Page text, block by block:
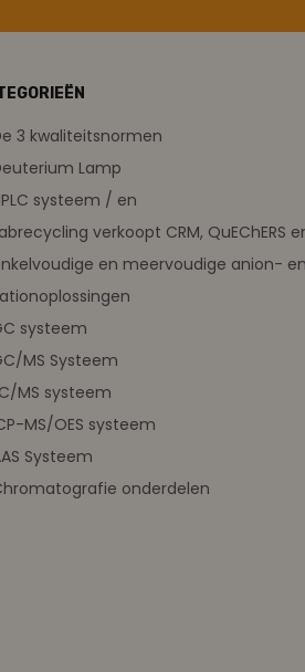
3 kwaliteitsnormen
Lamp
systeem / en
verkoopt CRM, QuEChERS
en meervoudige anion- en
systeem
MS Systeem
MS systeem
MS/OES systeem
Systeem
onderdelen